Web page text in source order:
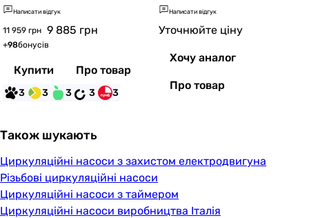
Написати відгук
11 959 грн 9 885 грн
+98бонусів
Купити Про товар
3 3 3 3 3
Написати відгук
Уточнюйте ціну
Хочу аналог
Про товар
Також шукають
Циркуляційні насоси з захистом електродвигуна
Різьбові циркуляційні насоси
Циркуляційні насоси з таймером
Циркуляційні насоси виробництва Італія